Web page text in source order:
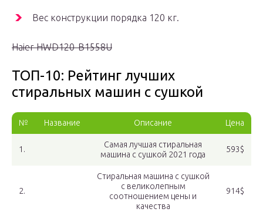
Вес конструкции порядка 120 кг.
Haier HWD120-B1558U
ТОП-10: Рейтинг лучших
стиральных машин с сушкой
№ Название Описание Цена
1.
Самая лучшая стиральная
машина с сушкой 2021 года
593$
2.
Стиральная машина с сушкой
с великолепным
соотношением цены и
качества
914$